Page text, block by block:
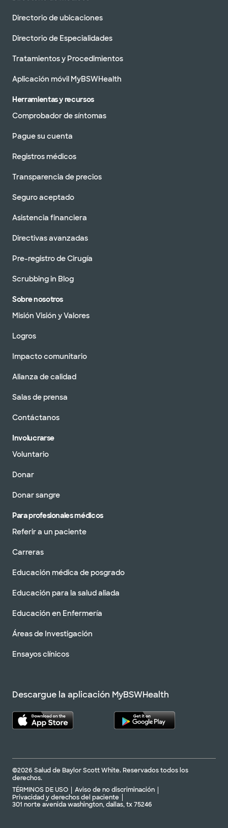
Directorio de ubicaciones
Directorio de Especialidades
Tratamientos y Procedimientos
Aplicación móvil MyBSWHealth
Herramientas y recursos
Comprobador de síntomas
Pague su cuenta
Registros médicos
Transparencia de precios
Seguro aceptado
Asistencia financiera
Directivas avanzadas
Pre-registro de Cirugía
Scrubbing in Blog
Sobre nosotros
Misión Visión y Valores
Logros
Impacto comunitario
Alianza de calidad
Salas de prensa
Contáctanos
Involucrarse
Voluntario
Donar
Donar sangre
Para profesionales médicos
Referir a un paciente
Carreras
Educación médica de posgrado
Educación para la salud aliada
Educación en Enfermería
Áreas de Investigación
Ensayos clínicos
Descargue la aplicación MyBSWHealth
©2026 Salud de Baylor Scott White. Reservados todos los
derechos.
TÉRMINOS DE USO
Aviso de no discriminación
Privacidad y derechos del paciente
301 norte avenida washington, dallas, tx 75246